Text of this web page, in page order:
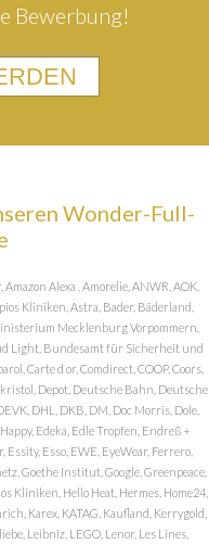
Bewerbung!
Wonder-Full-
Alexa , Amorelie, ANWR, AOK,
Kliniken, Astra, Bader, Bäderland,
Mecklenburg Vorpommern,
Light, Bundesamt für Sicherheit und
Carte d or, Comdirect, COOP, Coors,
Depot, Deutsche Bahn, Deutsche
DHL, DKB, DM, Doc Morris, Dole,
Edeka, Edle Tropfen, Endreß +
Esso, EWE, EyeWear, Ferrero,
Goethe Institut, Google, Greenpeace,
Kliniken, Hello Heat, Hermes, Home24,
Karex, KATAG, Kaufland, Kerrygold,
Leibniz, LEGO, Lenor, Les Lines,